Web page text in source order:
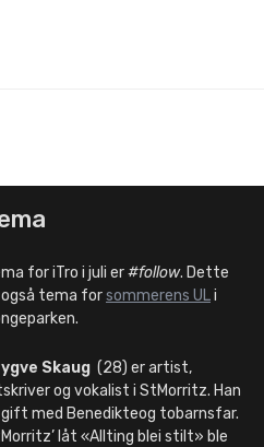
for iTro i juli er#follow. Dette
tema forsommerens ULi
Skaug (28) er artist,
og vokalist i StMorritz. Han
med Benedikteog tobarnsfar.
låt «Allting blei stilt» ble